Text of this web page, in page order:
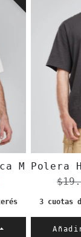
Manga
de oferta
Polera
3 cuotas